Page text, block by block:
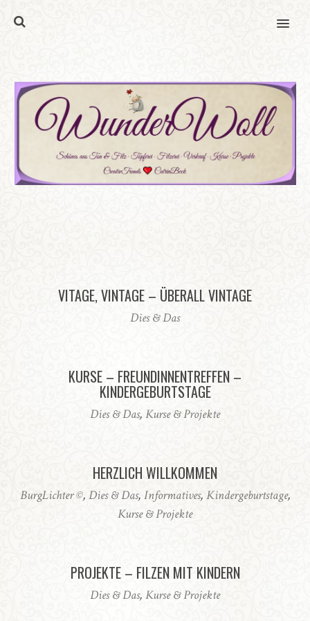
MENU
VITAGE, VINTAGE – ÜBERALL VINTAGE
Dies & Das
KURSE – FREUNDINNENTREFFEN –
KINDERGEBURTSTAGE
Dies & Das, Kurse & Projekte
HERZLICH WILLKOMMEN
BurgLichter ©, Dies & Das, Informatives, Kindergeburtstage,
Kurse & Projekte
PROJEKTE – FILZEN MIT KINDERN
Dies & Das, Kurse & Projekte